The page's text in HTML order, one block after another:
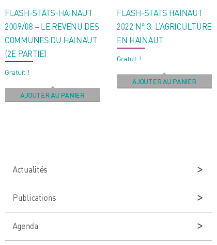
FLASH-STATS-HAINAUT
2009/08 – LE REVENU DES
COMMUNES DU HAINAUT
(2E PARTIE)
Gratuit !
AJOUTER AU PANIER
FLASH-STATS HAINAUT
2022 N° 3: L’AGRICULTURE
EN HAINAUT
Gratuit !
AJOUTER AU PANIER
Actualités
Publications
Agenda